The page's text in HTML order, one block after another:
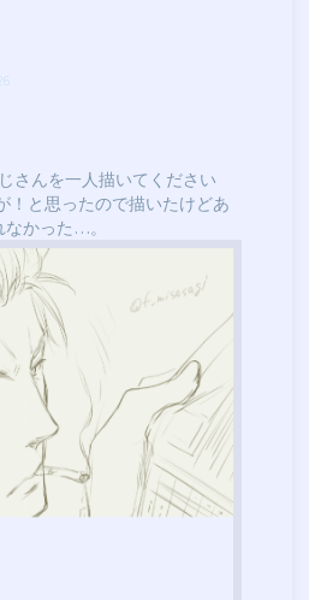
さんを一人描いてください
！と思ったので描いたけどあ
かった…。